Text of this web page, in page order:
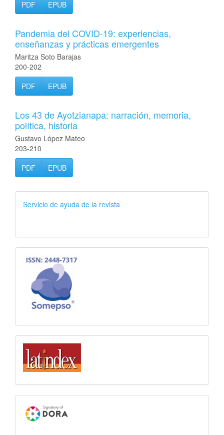
PDF EPUB
Pandemia del COVID-19: experiencias,
enseñanzas y prácticas emergentes
Maritza Soto Barajas
200-202
PDF
EPUB
Los 43 de Ayotzianapa: narración, memoria,
política, historia
Gustavo López Mateo
203-210
PDF
EPUB
Servicio de ayuda de la revista